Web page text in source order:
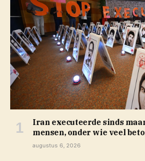
Iran executeerde sinds
mensen, onder wie veel
augustus 6, 2026